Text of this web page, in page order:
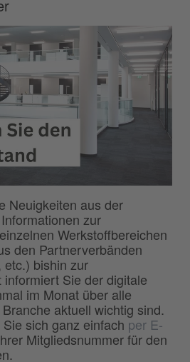
Neuigkeiten aus der
zur
Werkstoffbereichen
den Partnerverbänden
etc.) bishin zur
Sie der digitale
im Monat über alle
aktuell wichtig sind.
sich ganz einfach per E-
Mitgliedsnummer für den